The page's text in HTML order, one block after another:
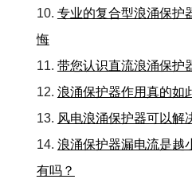
10. 专业的复合型浪涌保护
悔
11. 带您认识直流浪涌保护
12. 浪涌保护器作用真的如
13. 风电浪涌保护器可以解
14. 浪涌保护器漏电流是越
有吗？